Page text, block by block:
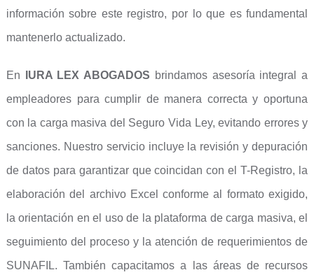
información sobre este registro, por lo que es fundamental
mantenerlo actualizado.
En IURA LEX ABOGADOS brindamos asesoría integral a
empleadores para cumplir de manera correcta y oportuna
con la carga masiva del Seguro Vida Ley, evitando errores y
sanciones. Nuestro servicio incluye la revisión y depuración
de datos para garantizar que coincidan con el T-Registro, la
elaboración del archivo Excel conforme al formato exigido,
la orientación en el uso de la plataforma de carga masiva, el
seguimiento del proceso y la atención de requerimientos de
SUNAFIL. También capacitamos a las áreas de recursos